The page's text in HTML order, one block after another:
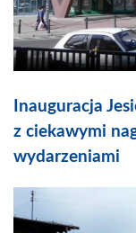
Inauguracja
z ciekawymi
wydarzeniami